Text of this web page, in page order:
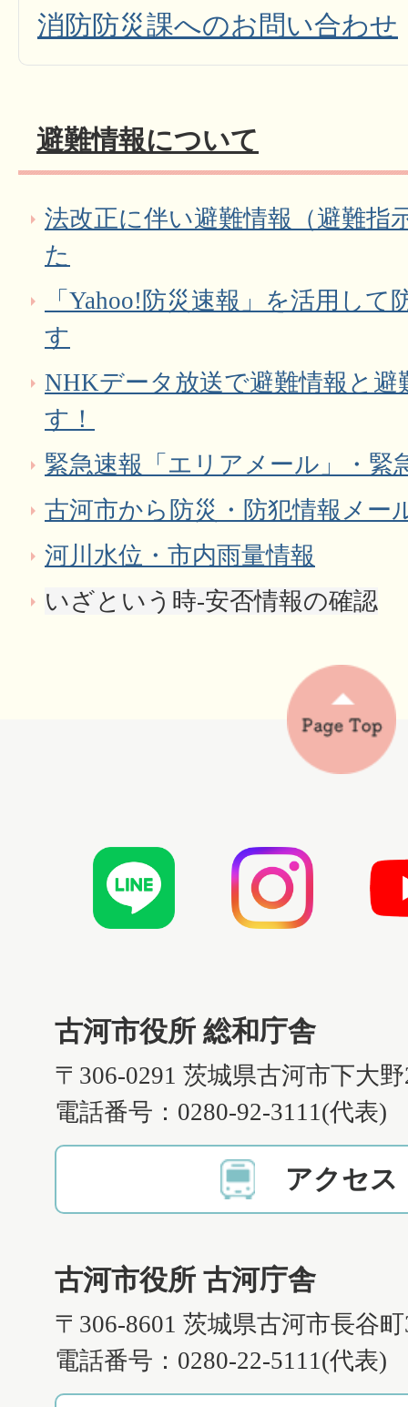
消防防災課へのお問い合わせ
避難情報について
法改正に伴い避難情報（避難指
た
「Yahoo!防災速報」を活用し
す
NHKデータ放送で避難情報と
す！
緊急速報「エリアメール」・緊
古河市から防災・防犯情報メー
河川水位・市内雨量情報
いざという時-安否情報の確認
古河市役所 総和庁舎
〒306-0291 茨城県古河市下大
電話番号：0280-92-3111(代表)
アクセス
古河市役所 古河庁舎
〒306-8601 茨城県古河市長谷
電話番号：0280-22-5111(代表)